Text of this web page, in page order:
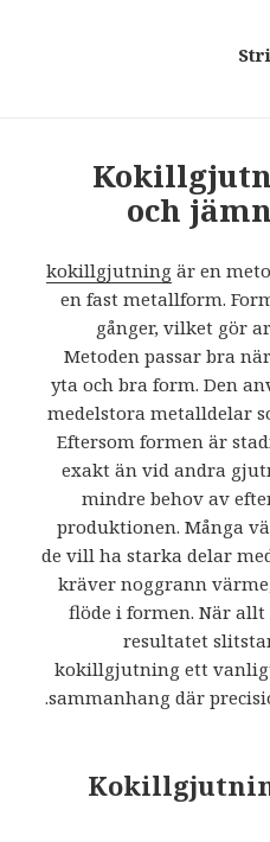
och
kokillgjutning är en
en fast metallform.
gånger, vilket gör
Metoden passar bra
yta och bra form. Den
medelstora metalldelar
Eftersom formen är
exakt än vid andra
mindre behov av
produktionen. Många
de vill ha starka delar
kräver noggrann
flöde i formen. När
resultatet
kokillgjutning ett
sammanhang där